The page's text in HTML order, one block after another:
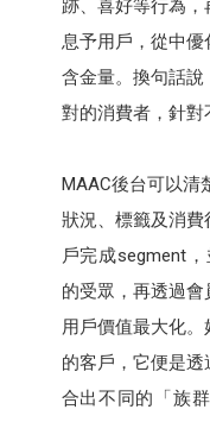
跡、喜好等行為，
息予用戶，從中
含金量。換句話說
對的消費者，針對
MAAC後台可以清
狀況、標籤及消
戶完成segment
的受眾，再透過
用戶價值最大化
的客戶，它便是
合出不同的「族